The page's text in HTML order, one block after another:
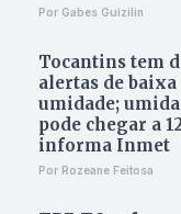
Por Gabes Guizilin
Tocantins tem
alertas de baixa
umidade;
pode chegar a
informa Inmet
Por Rozeane Feitosa